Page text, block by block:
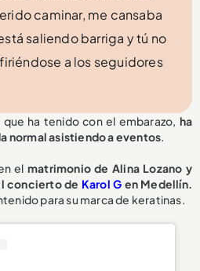
caminar, me cansaba
saliendo barriga y tú no
a los seguidores
ha tenido con el embarazo, ha
normal asistiendo a eventos
el matrimonio de Alina Lozano y
concierto de Karol G en Medellín.
para su marca de keratinas.